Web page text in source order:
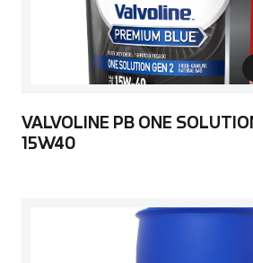
VALVOLINE PB ONE
15W40